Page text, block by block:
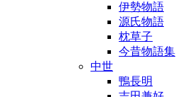
伊勢物語
源氏物語
枕草子
今昔物語集
中世
鴨長明